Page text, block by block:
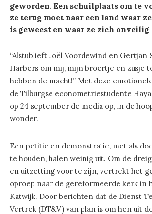
geworden. Een schuilplaats om te
ze terug moet naar een land waar
is geweest en waar ze zich onveilig
“Alstublieft Joël Voordewind en Gertjan
Harbers om mij, mijn broertje en zusje
hebben de macht!” Met deze
de Tilburgse econometriestudente
op 24 september de media op, in de
wonder.
Een petitie en demonstratie, met als
te houden, halen weinig uit. Om de
en uitzetting voor te zijn, vertrekt het
oproep naar de gereformeerde kerk in
Katwijk. Door berichten dat de Dienst
Vertrek (DT&V) van plan is om hen uit